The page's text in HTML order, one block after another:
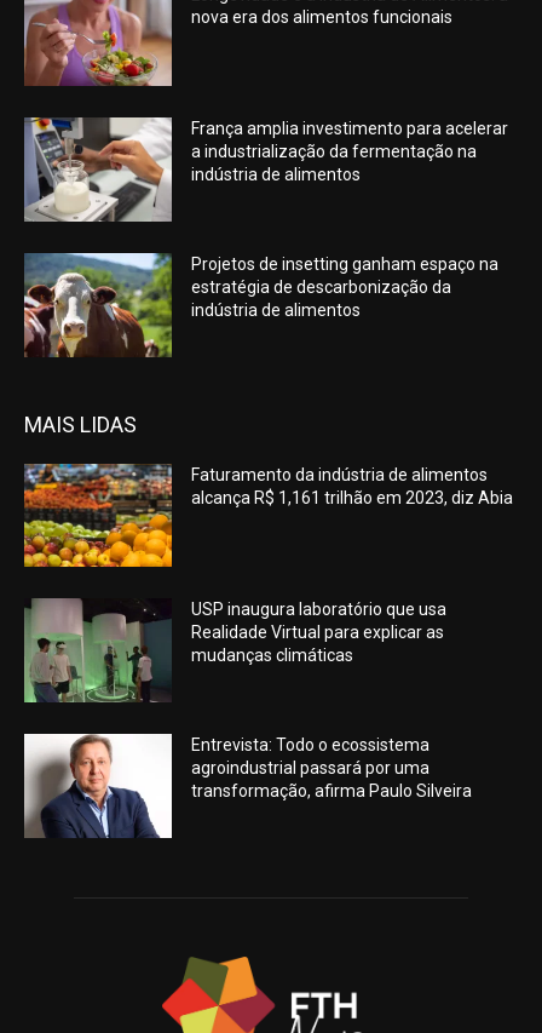
nova era dos alimentos funcionais
França amplia investimento para acelerar
a industrialização da fermentação na
indústria de alimentos
Projetos de insetting ganham espaço na
estratégia de descarbonização da
indústria de alimentos
MAIS LIDAS
Faturamento da indústria de alimentos
alcança R$ 1,161 trilhão em 2023, diz Abia
USP inaugura laboratório que usa
Realidade Virtual para explicar as
mudanças climáticas
Entrevista: Todo o ecossistema
agroindustrial passará por uma
transformação, afirma Paulo Silveira